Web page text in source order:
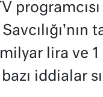
lira ve 1
iddialar